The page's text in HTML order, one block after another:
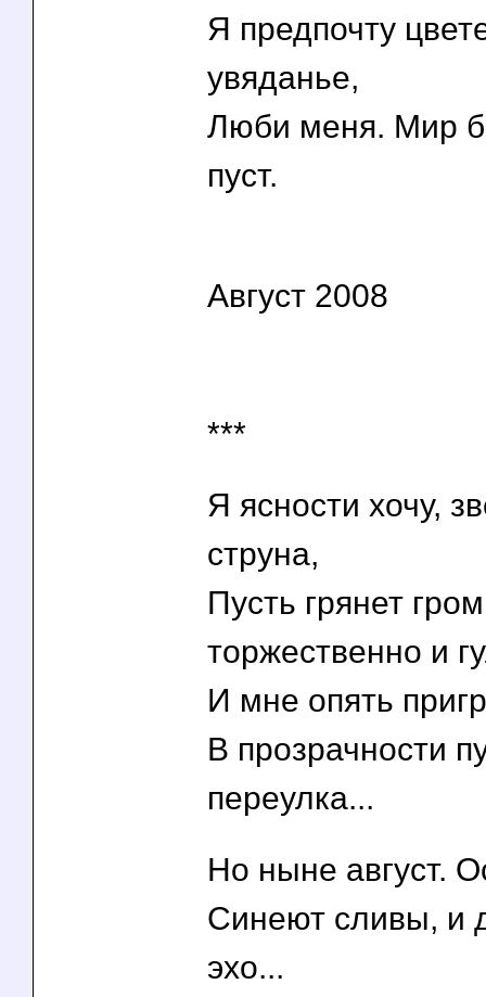
Я предпочту
увяданье,
Люби меня. Мир
пуст.
Август 2008
***
Я ясности хочу,
струна,
Пусть грянет гром
торжественно и
И мне опять
В прозрачности
переулка...
Но ныне август.
Синеют сливы, и
эхо...